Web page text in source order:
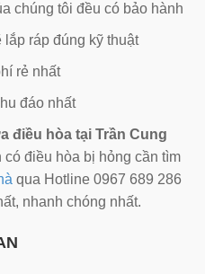
chúng tôi đều có bảo hành
lắp ráp đúng kỹ thuật
rẻ nhất
đáo nhất
điều hòa tại Trần Cung
có điều hòa bị hỏng cần tìm
qua Hotline 0967 689 286
nhanh chóng nhất.